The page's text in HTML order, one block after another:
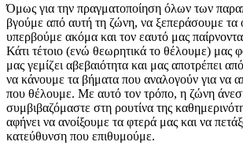
Όμως για την πραγματοποίηση όλων των
βγούμε από αυτή τη ζώνη, να ξεπεράσουμε τα
υπερβούμε ακόμα και τον εαυτό μας
Κάτι τέτοιο (ενώ θεωρητικά το θέλουμε) μας
μας γεμίζει αβεβαιότητα και μας αποτρέπει
να κάνουμε τα βήματα που αναλογούν για να
που θέλουμε. Με αυτό τον τρόπο, η ζώνη
συμβιβαζόμαστε στη ρουτίνα της
αφήνει να ανοίξουμε τα φτερά μας και να
κατεύθυνση που επιθυμούμε.